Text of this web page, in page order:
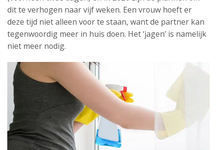
dit te verhogen naar vijf weken. Een vrouw hoeft er
deze tijd niet alleen voor te staan, want de partner kan
tegenwoordig meer in huis doen. Het ‘jagen’ is namelijk
niet meer nodig.